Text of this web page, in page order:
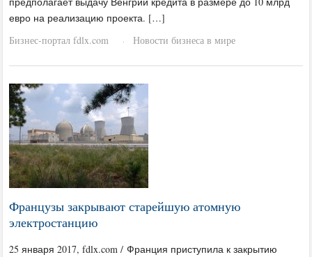
евро на реализацию проекта. […]
Бизнес-портал fdlx.com
· Новости бизнеса в мире
Французы закрывают старейшую атомную
электростанцию
25 января 2017, fdlx.com / Франция приступила к закрытию